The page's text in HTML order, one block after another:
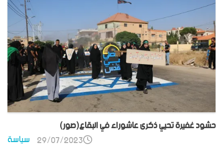
حشود غفيرة تحيي ذكرى عاشوراء في البقاع(صور)
سياسة 29/07/2023